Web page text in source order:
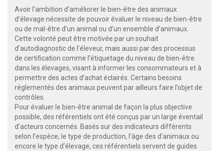
Avoir l’ambition d’améliorer le bien-être des animaux
d’élevage nécessite de pouvoir évaluer le niveau de bien-être
ou de mal-être d’un animal ou d’un ensemble d’animaux.
Cette volonté peut être motivée par un souhait
d’autodiagnostic de l’éleveur, mais aussi par des processus
de certification comme l’étiquetage du niveau de bien-être
dans les élevages, visant à informer les consommateurs et à
permettre des actes d’achat éclairés. Certains besoins
réglementés des animaux peuvent par ailleurs faire l’objet de
contrôles.
Pour évaluer le bien-être animal de façon la plus objective
possible, des référentiels ont été conçus par un large éventail
d’acteurs concernés. Basés sur des indicateurs différents
selon l’espèce, le type de production, l’âge des d’animaux ou
encore le type d’élevage, ces référentiels servent de guides